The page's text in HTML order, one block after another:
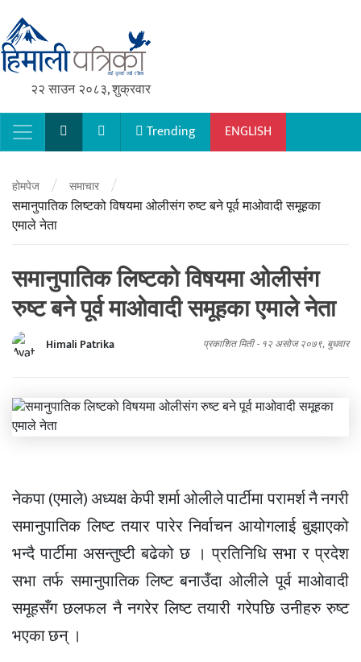
२२ साउन २०८३, शुक्रवार
Main Navigation
Trending ENGLISH
होमपेज / समाचार /
समानुपातिक लिष्टको विषयमा ओलीसंग रुष्ट बने पूर्व माओवादी समूहका
एमाले नेता
समानुपातिक लिष्टको विषयमा ओलीसंग
रुष्ट बने पूर्व माओवादी समूहका एमाले नेता
Himali Patrika प्रकाशित मिती - १२ असोज २०७९, बुधवार
नेकपा (एमाले) अध्यक्ष केपी शर्मा ओलीले पार्टीमा परामर्श नै नगरी
समानुपातिक लिष्ट तयार पारेर निर्वाचन आयोगलाई बुझाएको
भन्दै पार्टीमा असन्तुष्टी बढेको छ । प्रतिनिधि सभा र प्रदेश
सभा तर्फ समानुपातिक लिष्ट बनाउँदा ओलीले पूर्व माओवादी
समूहसँग छलफल नै नगरेर लिष्ट तयारी गरेपछि उनीहरु रुष्ट
भएका छन् ।